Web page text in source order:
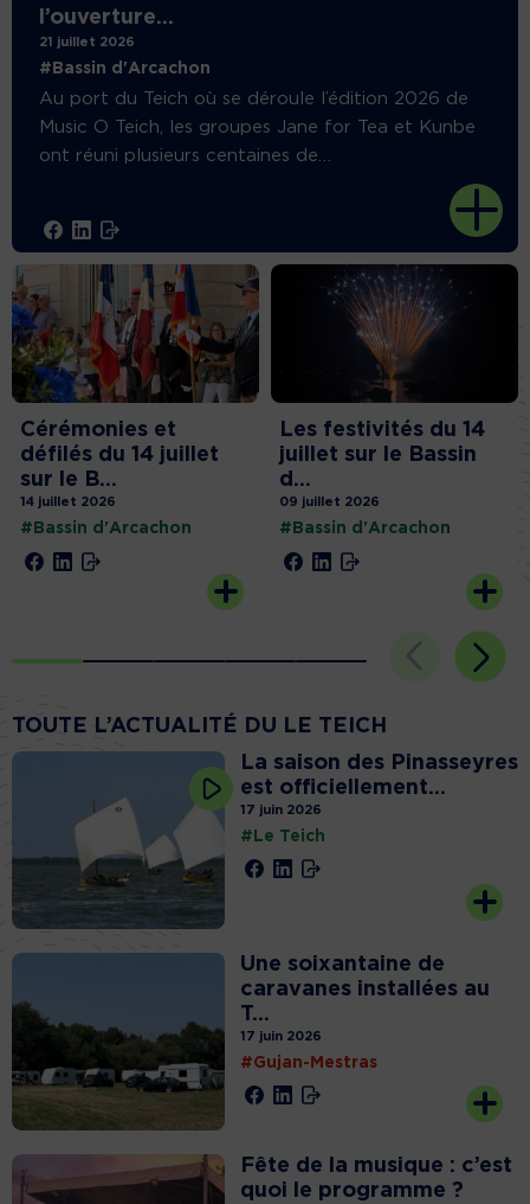
l’ouverture...
21 juillet 2026
#Bassin d'Arcachon
Au port du Teich où se déroule l’édition 2026 de
Music O Teich, les groupes Jane for Tea et Kunbe
ont réuni plusieurs centaines de
Cérémonies et
défilés du 14 juillet
sur le B...
14 juillet 2026
#Bassin d'Arcachon
Les festivités du 14
juillet sur le Bassin
d...
09 juillet 2026
#Bassin d'Arcachon
TOUTE L’ACTUALITÉ DU LE TEICH
La saison des Pinasseyres
est officiellement...
17 juin 2026
#Le Teich
Une soixantaine de
caravanes installées au
T...
17 juin 2026
#Gujan-Mestras
Fête de la musique : c’est
quoi le programme ?